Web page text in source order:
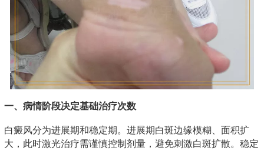
一、病情阶段决定基础治疗次数
白癜风分为进展期和稳定期。进展期白斑边缘模糊、面积扩
大，此时激光治疗需谨慎控制剂量，避免刺激白斑扩散。稳定